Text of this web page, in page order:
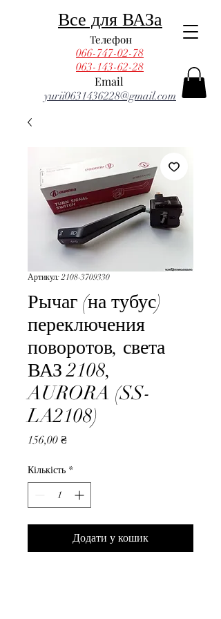
Email
Телефон
yurii0631436228@gmail.com
066-747-02-78
Все для ВАЗа
063-143-62-28
Артикул: 2108-3709330
Рычаг (на тубус)
переключения
поворотов, света
ВАЗ 2108,
AURORA (SS-
LA2108)
156,00 ₴Ціна
Кількість *
Додати у кошик